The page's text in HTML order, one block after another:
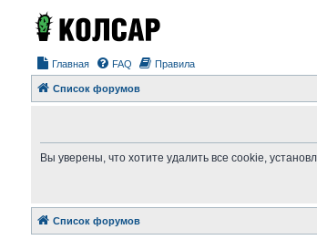
Главная FAQ Правила
Список форумов
Вы уверены, что хотите удалить все cookie,
Список форумов